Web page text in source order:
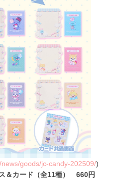
goods/jc-candy-202509/)
＆カード（全11種） 660円